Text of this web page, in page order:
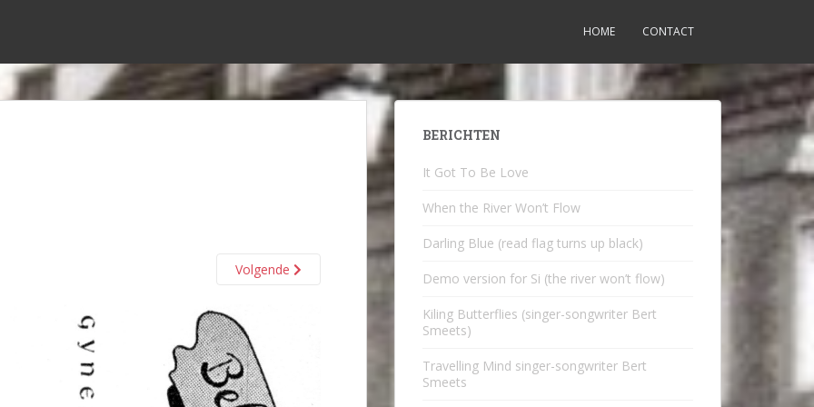
HOME CONTACT
Volgende
BERICHTEN
It Got To Be Love
When the River Won’t Flow
Darling Blue (read flag turns up black)
Demo version for Si (the river won’t flow)
Kiling Butterflies (singer-songwriter Bert
Smeets)
Travelling Mind singer-songwriter Bert
Smeets